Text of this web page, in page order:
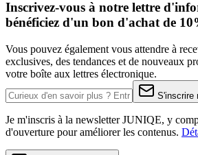
Inscrivez-vous à notre lettre
bénéficiez d'un bon d'achat de
Vous pouvez également vous attendre à
exclusives, des tendances et de nouveaux
votre boîte aux lettres électronique.
S'inscrire
Je m'inscris à la newsletter JUNIQE, y
d'ouverture pour améliorer les contenus.